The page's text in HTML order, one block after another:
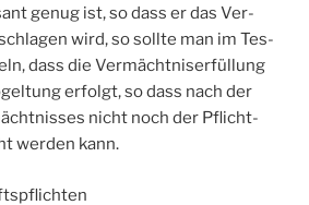
genug ist, so dass er das Ver­
wird, so soll­te man im Tes­
dass die Ver­mächt­nis­er­fül­lung
erfolgt, so dass nach der
nicht noch der Pflicht­
wer­den kann.